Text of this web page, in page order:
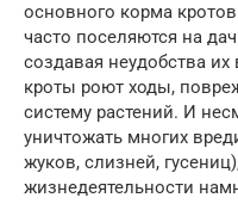
основного корма
часто поселяются на
создавая неудобства
кроты роют ходы,
систему растений. И
уничтожать многих
жуков, слизней,
жизнедеятельности